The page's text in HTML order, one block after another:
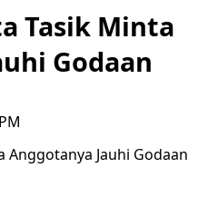
Tasik Minta
Godaan